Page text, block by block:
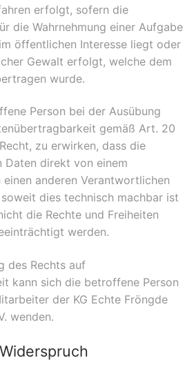
erfolgt, sofern die
die Wahrnehmung einer Aufgabe
öffentlichen Interesse liegt oder
Gewalt erfolgt, welche dem
wurde.
Person bei der Ausübung
gemäß Art. 20
zu erwirken, dass die
Daten direkt von einem
anderen Verantwortlichen
dies technisch machbar ist
die Rechte und Freiheiten
werden.
des Rechts auf
kann sich die betroffene Person
der KG Echte Fröngde
wenden.